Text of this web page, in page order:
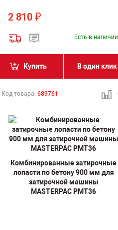
2 810₽
Есть в наличии
Купить В один клик
Код товара:689761
Комбинированные затирочные
лопасти по бетону 900 мм для
затирочной машины
MASTERPAC PMT36